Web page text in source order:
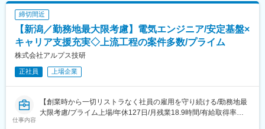
取得企業)/育児休暇からの復帰率92％
め結束力の高さに加え、転居を伴う転勤は相談の上で決定するた
め自宅からの通勤可能性が高く、退職者も少ない長期就業可能な
環境です。
■同社で働くメリット：
【経営の安定】自己資本比率65.8％で経営安定(※通常40％以上で
健全)／さらに売上・経常利益ともに年々増加傾向／株式上場後は
20年以上黒字経営／創業から40年以上一度も社員の人員整理をし
【エンジニアとしてのキャリアアップ】取引社数700社以上であ
り、上流工程にも携われます。様々のな大手企業の最先端プロジ
締切間近
【新潟／勤務地最大限考慮】電気エンジニア/安定基盤×
キャリア支援充実◇上流工程の案件多数/プライム
株式会社アルプス技研
正社員 上場企業
仕事内容
【創業時から一切リストラなく社員の雇用を守り続ける/勤務地最
大限考慮/プライム上場/年休127日/月残業18.9時間/有給取得率